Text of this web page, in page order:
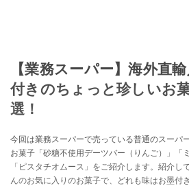
【業務スーパー】海外直
付きのちょっと珍しいお
選！
今回は業務スーパーで売っている普通のスーパ
お菓子「砂糖不使用デーツバー（りんご）」「
「ピスタチオムース」をご紹介します。紹介し
んのお気に入りのお菓子で、どれも味はお墨付